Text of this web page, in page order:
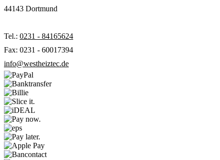
44143 Dortmund
Tel.: 0231 - 84165624
Fax: 0231 - 60017394
info@westheiztec.de